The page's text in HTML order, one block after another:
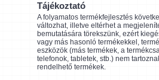
Tájékoztató
A folyamatos termékfejlesztés
változhat, illetve eltérhet a
bemutatására törekszünk, ezért
vagy más hasonló termékekkel,
eszközök (más termékek, a
telefonok, tabletek, stb.) nem
rendelhető termékek.